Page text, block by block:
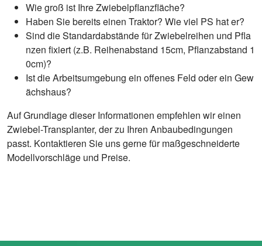
Wie groß ist Ihre Zwiebelpflanzfläche?
Haben Sie bereits einen Traktor? Wie viel PS hat er?
Sind die Standardabstände für Zwiebelreihen und Pfla
nzen fixiert (z.B. Reihenabstand 15cm, Pflanzabstand 1
0cm)?
Ist die Arbeitsumgebung ein offenes Feld oder ein Gew
ächshaus?
Auf Grundlage dieser Informationen empfehlen wir einen
Zwiebel-Transplanter, der zu Ihren Anbaubedingungen
passt. Kontaktieren Sie uns gerne für maßgeschneiderte
Modellvorschläge und Preise.